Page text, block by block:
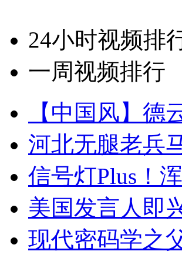
24小时视频排
一周视频排行
【中国风】德
河北无腿老兵
信号灯Plus！
美国发言人即
现代密码学之